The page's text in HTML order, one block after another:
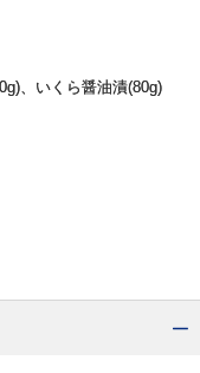
、いくら醤油漬(80g)